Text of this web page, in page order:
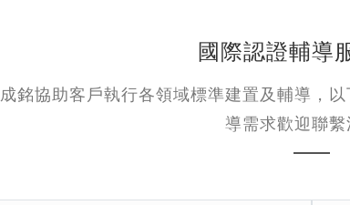
國際認證輔導
成銘協助客戶執行各領域標準建置及輔導，
導需求歡迎聯繫